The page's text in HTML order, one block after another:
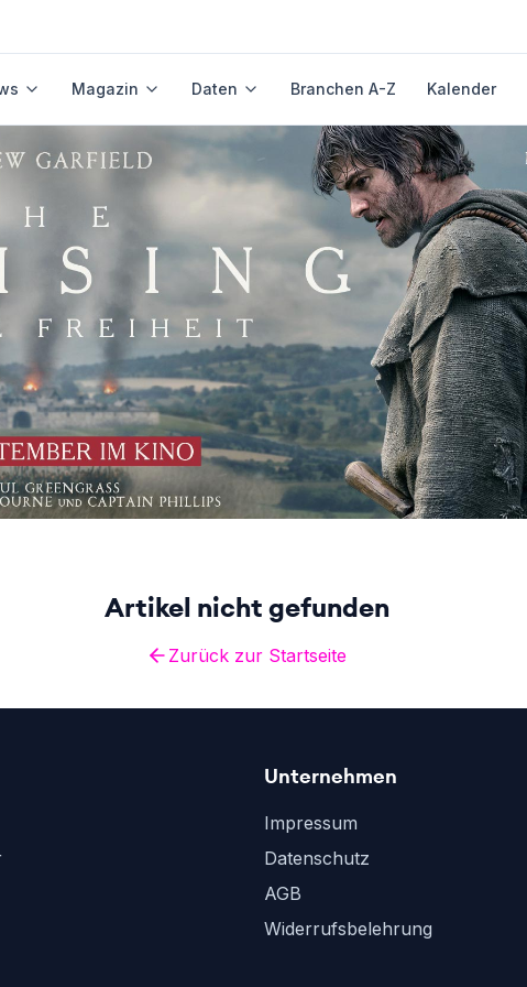
Magazin Daten Branchen A-Z Kalender
Artikel nicht gefunden
Zurück zur Startseite
Unternehmen
Impressum
Datenschutz
AGB
Widerrufsbelehrung